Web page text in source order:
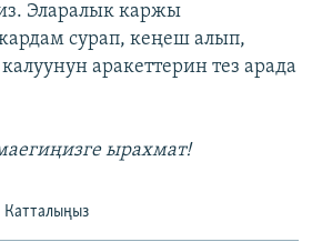
Эларалык каржы
сурап, кеңеш алып,
аракеттерин тез арада
ырахмат!
Катталыңыз